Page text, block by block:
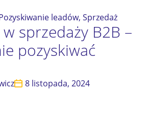
leadów, Sprzedaż
sprzedaży B2B –
pozyskiwać
8 listopada, 2024